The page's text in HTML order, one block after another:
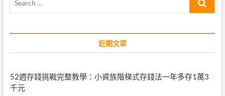
近期文章
52週存錢挑戰完整教學：小資族階梯式存錢法一年多存1萬3
千元